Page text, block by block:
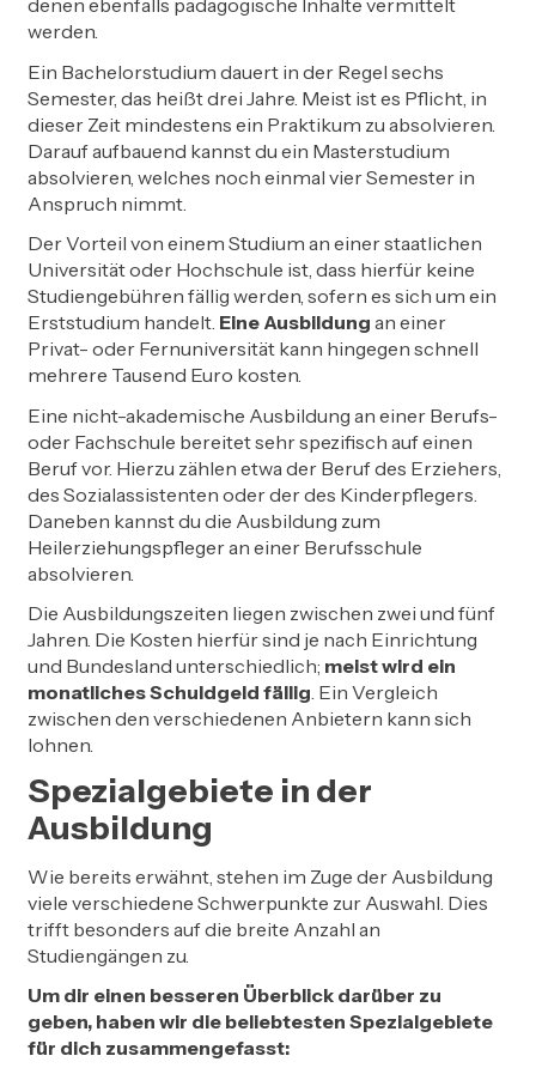
denen ebenfalls pädagogische Inhalte vermittelt
werden.
Ein Bachelorstudium dauert in der Regel sechs
Semester, das heißt drei Jahre. Meist ist es Pflicht, in
dieser Zeit mindestens ein Praktikum zu absolvieren.
Darauf aufbauend kannst du ein Masterstudium
absolvieren, welches noch einmal vier Semester in
Anspruch nimmt.
Der Vorteil von einem Studium an einer staatlichen
Universität oder Hochschule ist, dass hierfür keine
Studiengebühren fällig werden, sofern es sich um ein
Erststudium handelt. Eine Ausbildung an einer
Privat- oder Fernuniversität kann hingegen schnell
mehrere Tausend Euro kosten.
Eine nicht-akademische Ausbildung an einer Berufs-
oder Fachschule bereitet sehr spezifisch auf einen
Beruf vor. Hierzu zählen etwa der Beruf des Erziehers,
des Sozialassistenten oder der des Kinderpflegers.
Daneben kannst du die Ausbildung zum
Heilerziehungspfleger an einer Berufsschule
absolvieren.
Die Ausbildungszeiten liegen zwischen zwei und fünf
Jahren. Die Kosten hierfür sind je nach Einrichtung
und Bundesland unterschiedlich; meist wird ein
monatliches Schuldgeld fällig. Ein Vergleich
zwischen den verschiedenen Anbietern kann sich
lohnen.
Spezialgebiete in der
Ausbildung
Wie bereits erwähnt, stehen im Zuge der Ausbildung
viele verschiedene Schwerpunkte zur Auswahl. Dies
trifft besonders auf die breite Anzahl an
Studiengängen zu.
Um dir einen besseren Überblick darüber zu
geben, haben wir die beliebtesten Spezialgebiete
für dich zusammengefasst: